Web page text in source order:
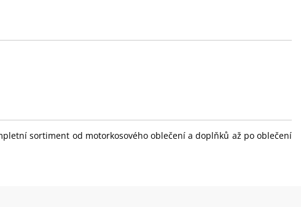
sortiment od motorkosového oblečení a doplňků až po oblečení